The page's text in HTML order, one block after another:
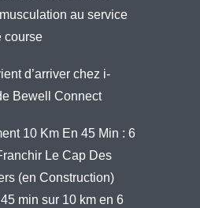
au service
course
d’arriver chez i-
Bewell Connect
10 Km En 45 Min : 6
Le Cap Des
(en Construction)
min sur 10 km en 6